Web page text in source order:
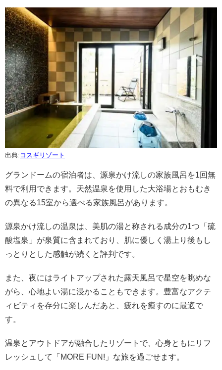
出典: コスギリゾート
グランドームの宿泊者は、源泉かけ流しの家族風呂を1回無
料で利用できます。天然温泉を使用した大浴場とおもむき
の異なる15室から選べる家族風呂があります。
源泉かけ流しの温泉は、美肌の湯と称される成分の1つ「硫
酸塩泉」が泉質に含まれており、肌に優しく湯上り後もし
っとりとした感触が続くと評判です。
また、夜にはライトアップされた露天風呂で星空を眺めな
がら、心地よい湯に浸かることもできます。豊富なアクテ
ィビティを存分に楽しんだあと、疲れを癒すのに最適で
す。
温泉とアウトドアが融合したリゾートで、心身ともにリフ
レッシュして「MORE FUN!」な旅を過ごせます。